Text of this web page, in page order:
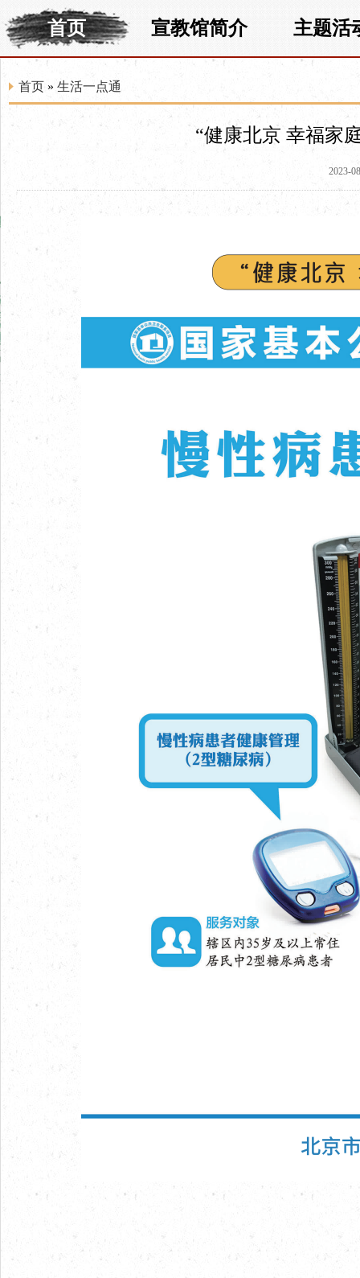
首页 宣教馆简介 主题活
首页 » 生活一点通
“健康北京 幸福家
2023-